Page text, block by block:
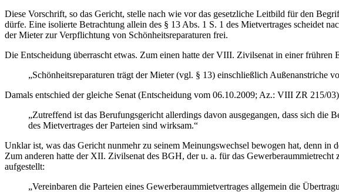
Diese Vorschrift, so das Gericht, stelle nach wie vor das gesetzliche Leitbild für den
dürfe. Eine isolierte Betrachtung allein des § 13 Abs. 1 S. 1 des Mietvertrages scheidet
der Mieter zur Verpflichtung von Schönheitsreparaturen frei.
Die Entscheidung überrascht etwas. Zum einen hatte der VIII. Zivilsenat in einer
„Schönheitsreparaturen trägt der Mieter (vgl. § 13) einschließlich Außenanstriche
Damals entschied der gleiche Senat (Entscheidung vom 06.10.2009; Az.: VIII ZR 215/
„Zutreffend ist das Berufungsgericht allerdings davon ausgegangen, dass sich
des Mietvertrages der Parteien sind wirksam.“
Unklar ist, was das Gericht nunmehr zu seinem Meinungswechsel bewogen hat, denn in
Zum anderen hatte der XII. Zivilsenat des BGH, der u. a. für das
aufgestellt:
„Vereinbaren die Parteien eines Gewerberaummietvertrages allgemein die